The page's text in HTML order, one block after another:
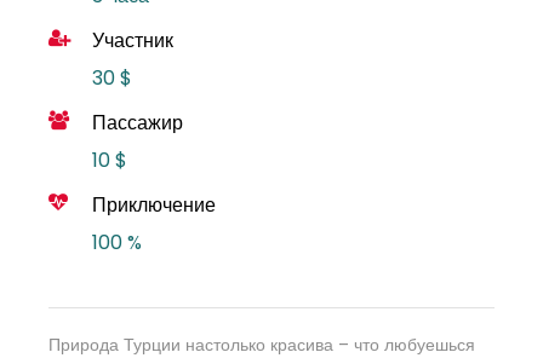
Участник
30 $
Пассажир
10 $
Приключение
100 %
Природа Турции настолько красива – что любуешься